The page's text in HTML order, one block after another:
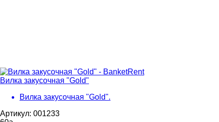
Вилка закусочная "Gold"
Вилка закусочная "Gold".
Артикул: 001233